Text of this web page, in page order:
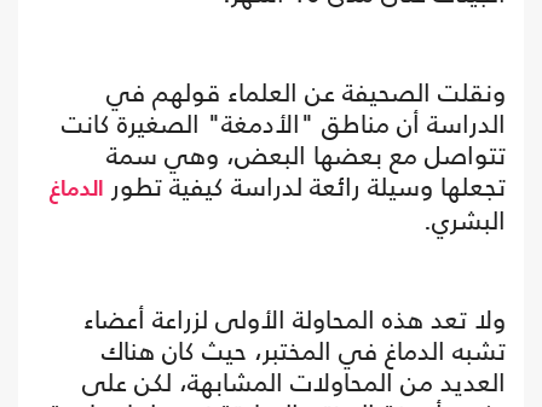
ونقلت الصحيفة عن العلماء قولهم في
الدراسة أن مناطق "الأدمغة" الصغيرة كانت
تتواصل مع بعضها البعض، وهي سمة
تجعلها وسيلة رائعة لدراسة كيفية تطور الدماغ
البشري.
ولا تعد هذه المحاولة الأولى لزراعة أعضاء
تشبه الدماغ في المختبر، حيث كان هناك
العديد من المحاولات المشابهة، لكن على